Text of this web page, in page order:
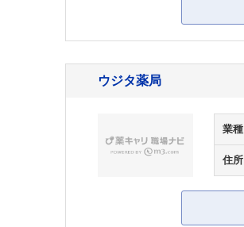
ウジタ薬局
業種
住所